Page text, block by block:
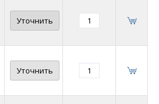
Уточнить
Уточнить